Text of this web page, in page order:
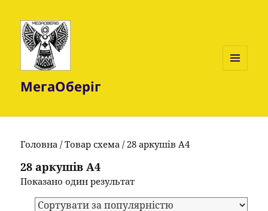
МегаОберіг
Головна / Товар схема / 28 аркушів А4
28 аркушів А4
Показано один результат